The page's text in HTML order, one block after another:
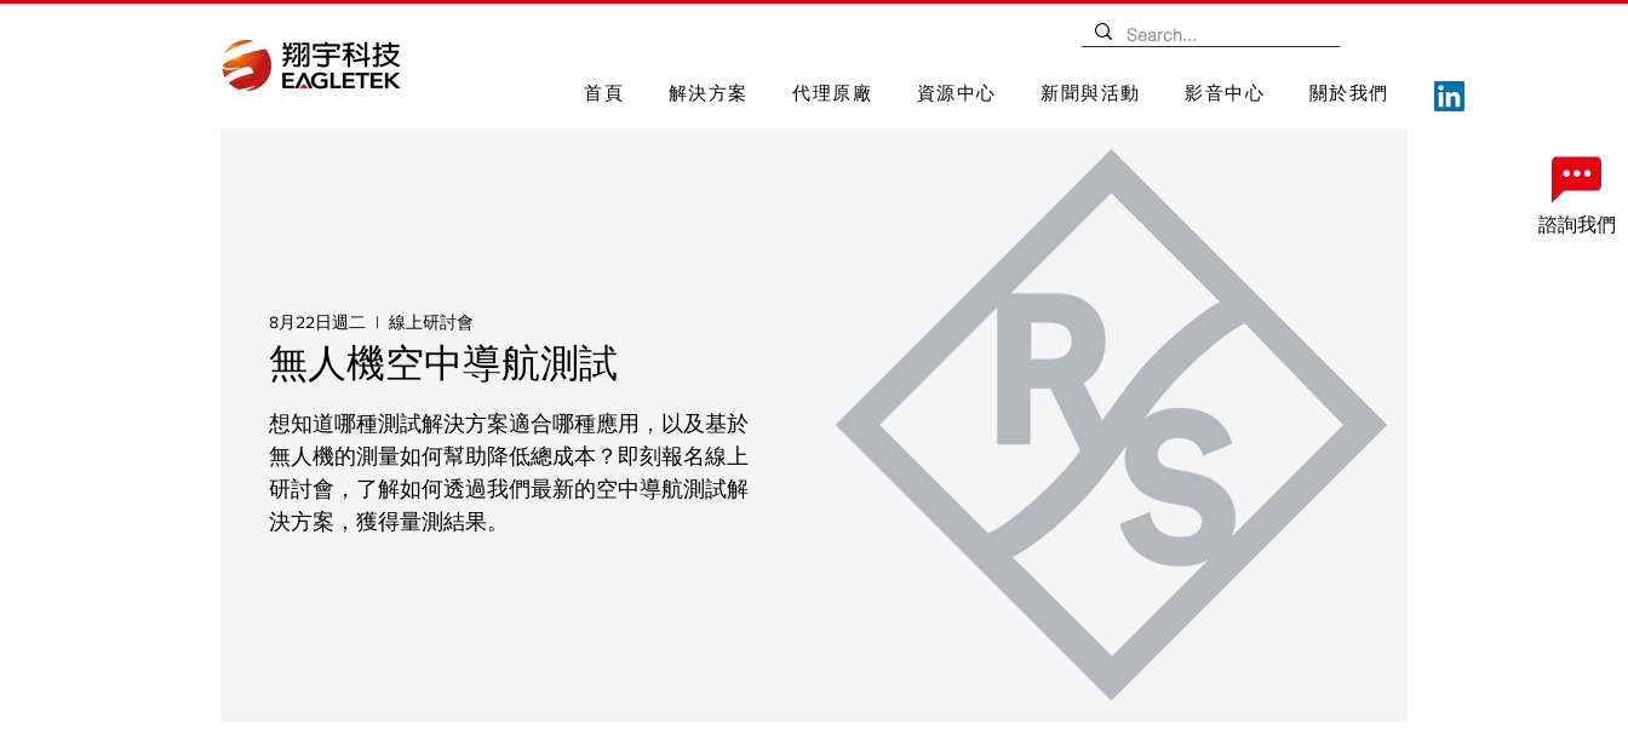
諮詢我們
首頁 解決方案 代理原廠 資源中心 新聞與活動 影音中心 關於我們
8月22日週二
  |
線上研討會
無人機空中導航測試
想知道哪種測試解決方案適合哪種應用，以及基於
無人機的測量如何幫助降低總成本？即刻報名線上
研討會，了解如何透過我們最新的空中導航測試解
決方案，獲得量測結果。